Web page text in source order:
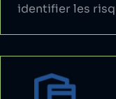
identifier les